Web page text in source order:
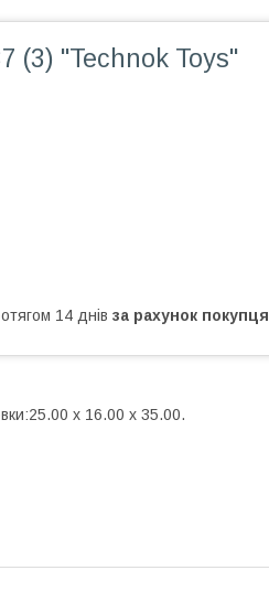
(3) "Technok Toys"
14 днів за рахунок покупця
x 16.00 x 35.00.